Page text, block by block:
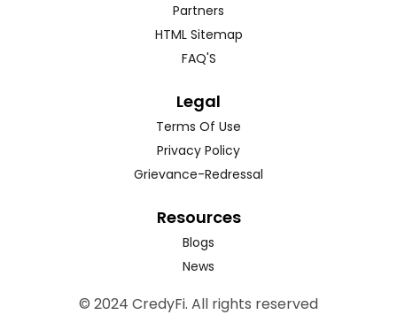
Partners
HTML Sitemap
FAQ'S
Legal
Terms Of Use
Privacy Policy
Grievance-Redressal
Resources
Blogs
News
© 2024 CredyFi. All rights reserved